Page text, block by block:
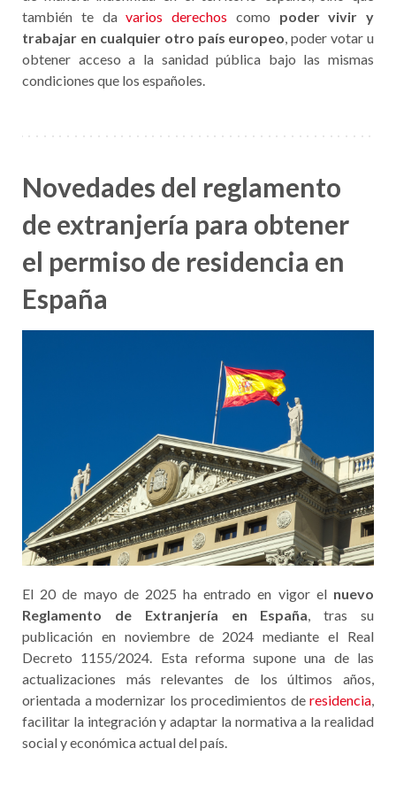
también te davarios derechos como poder vivir y
trabajar en cualquier otro país europeo, poder votar u
obtener acceso a la sanidad pública bajo las mismas
condiciones que los españoles.
Novedades del reglamento
de extranjería para obtener
el permiso de residencia en
España
El 20 de mayo de 2025 ha entrado en vigor el nuevo
Reglamento de Extranjería en España , tras su
publicación en noviembre de 2024 mediante el Real
Decreto 1155/2024. Esta reforma supone una de las
actualizaciones más relevantes de los últimos años,
orientada a modernizar los procedimientos de residencia
facilitar la integración y adaptar la normativa a la realidad
social y económica actual del país.